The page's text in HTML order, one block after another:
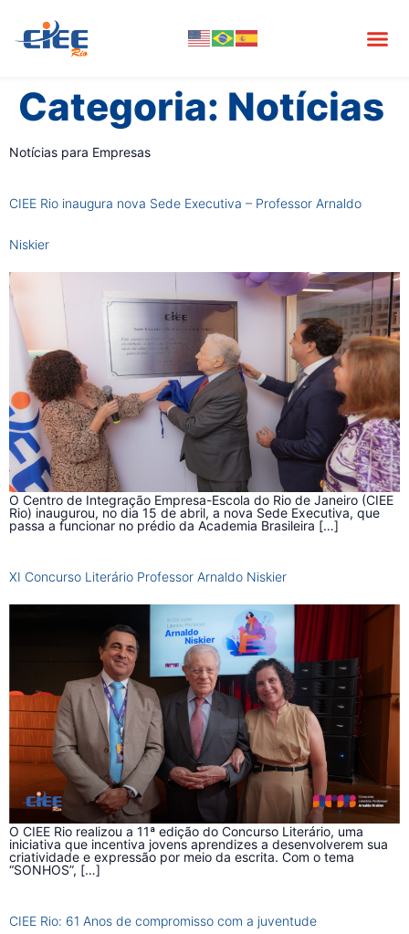
Categoria: Notícias
Notícias para Empresas
CIEE Rio inaugura nova Sede Executiva – Professor Arnaldo
Niskier
O Centro de Integração Empresa-Escola do Rio de Janeiro (CIEE
Rio) inaugurou, no dia 15 de abril, a nova Sede Executiva, que
passa a funcionar no prédio da Academia Brasileira […]
XI Concurso Literário Professor Arnaldo Niskier
O CIEE Rio realizou a 11ª edição do Concurso Literário, uma
iniciativa que incentiva jovens aprendizes a desenvolverem sua
criatividade e expressão por meio da escrita. Com o tema
“SONHOS”, […]
CIEE Rio: 61 Anos de compromisso com a juventude